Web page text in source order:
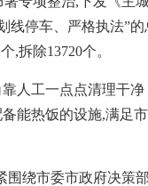
线停车、严格执法”的
,拆除13720个。
人工一点点清理干净
能热饭的设施,满足
绕市委市政府决策